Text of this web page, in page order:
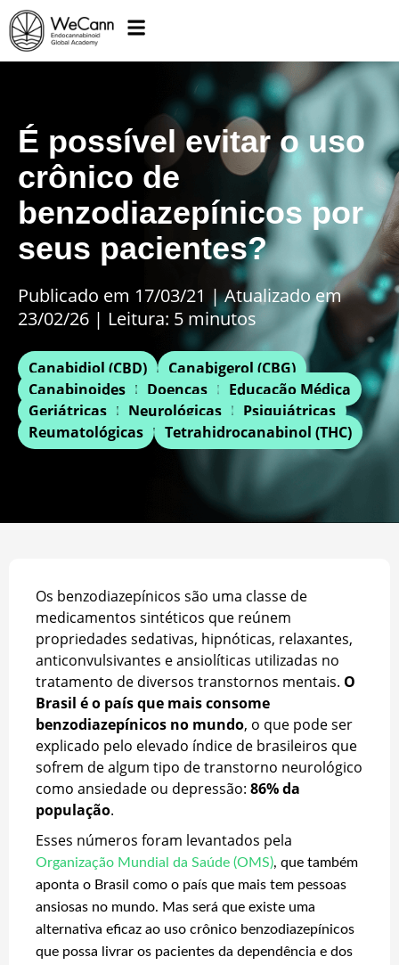
É possível evitar o uso
crônico de
benzodiazepínicos por
seus pacientes?
Publicado em 17/03/21 |Atualizado em
23/02/26 | Leitura: 5 minutos
Canabidiol (CBD)
Canabigerol (CBG)
Canabinoides
Doenças
Educação Médica
Geriátricas
Neurológicas
Psiquiátricas
Reumatológicas
Tetrahidrocanabinol (THC)
Os benzodiazepínicos são uma classe de
medicamentos sintéticos que reúnem
propriedades sedativas, hipnóticas, relaxantes,
anticonvulsivantes e ansiolíticas utilizadas no
tratamento de diversos transtornos mentais. O
Brasil é o país que mais consome
benzodiazepínicos no mundo, o que pode ser
explicado pelo elevado índice de brasileiros que
sofrem de algum tipo de transtorno neurológico
como ansiedade ou depressão: 86% da
população.
Esses números foram levantados pela
Organização Mundial da Saúde (OMS), que também
aponta o Brasil como o país que mais tem pessoas
ansiosas no mundo. Mas será que existe uma
alternativa eficaz ao uso crônico benzodiazepínicos
que possa livrar os pacientes da dependência e dos